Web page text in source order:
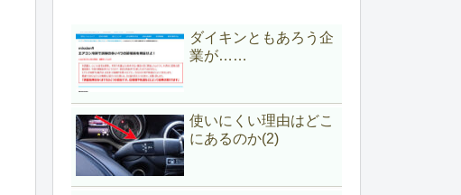
ダイキンともあろう企
業が……
使いにくい理由はどこ
にあるのか(2)